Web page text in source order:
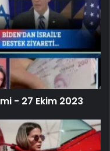
- 27 Ekim 2023